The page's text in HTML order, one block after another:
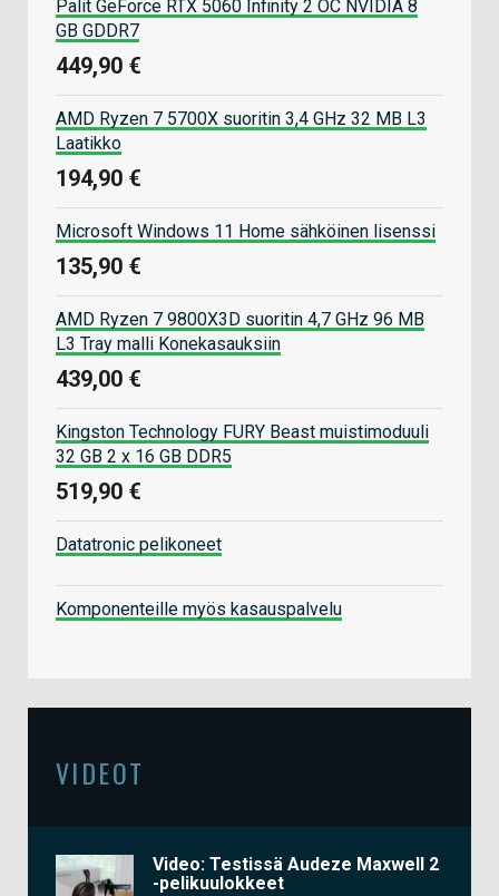
Palit GeForce RTX 5060 Infinity 2 OC NVIDIA 8
GB GDDR7
449,90 €
AMD Ryzen 7 5700X suoritin 3,4 GHz 32 MB L3
Laatikko
194,90 €
Microsoft Windows 11 Home sähköinen lisenssi
135,90 €
AMD Ryzen 7 9800X3D suoritin 4,7 GHz 96 MB
L3 Tray malli Konekasauksiin
439,00 €
Kingston Technology FURY Beast muistimoduuli
32 GB 2 x 16 GB DDR5
519,90 €
Datatronic pelikoneet
Komponenteille myös kasauspalvelu
VIDEOT
Video: Testissä Audeze Maxwell 2
-pelikuulokkeet